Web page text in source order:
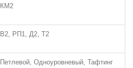
КМ2
В2, РП1, Д2, Т2
Петлевой, Одноуровневый, Тафтинг